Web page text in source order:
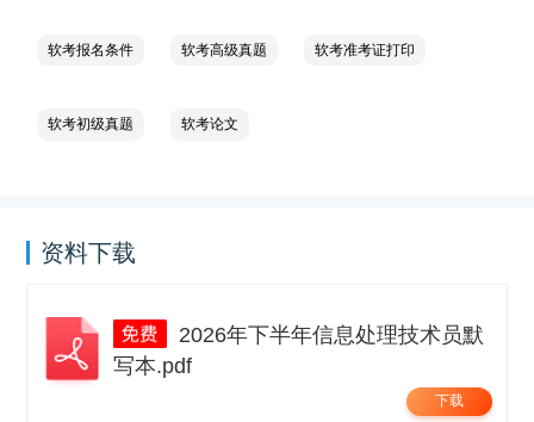
软考报名条件 软考高级真题 软考准考证打印
软考初级真题 软考论文
资料下载
写本.pdf
下载